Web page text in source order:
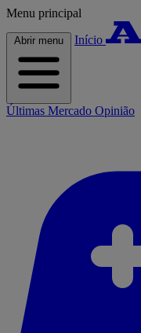
Menu principal
Abrir menu Início
Últimas Mercado Opinião